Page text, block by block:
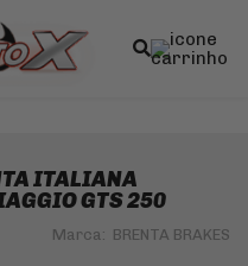
ITALIANA
GTS 250
Marca: BRENTA BRAKES